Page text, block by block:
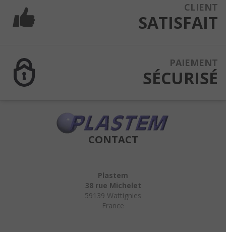
CLIENT
SATISFAIT
PAIEMENT
SÉCURISÉ
CONTACT
Plastem
38 rue Michelet
59139 Wattignies
France